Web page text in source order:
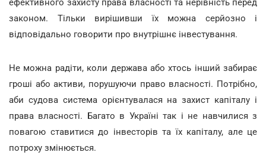
ефективного захисту права власності та нерівність перед
законом. Тільки вирішивши їх можна серйозно і
відповідально говорити про внутрішнє інвестування.
Не можна радіти, коли держава або хтось інший забирає
гроші або активи, порушуючи право власності. Потрібно,
аби судова система орієнтувалася на захист капіталу і
права власності. Багато в Україні так і не навчилися з
повагою ставитися до інвесторів та їх капіталу, але це
потроху змінюється.